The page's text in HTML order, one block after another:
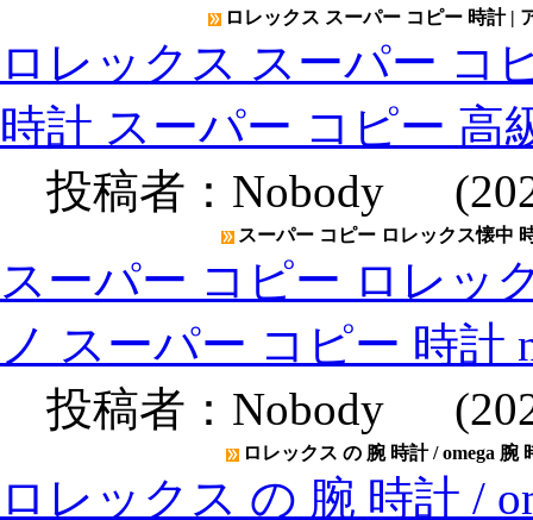
ロレックス スーパー コピー 時計 |
ロレックス スーパー コ
時計 スーパー コピー 高
投稿者： Nobody
スーパー コピー ロレックス懐中
スーパー コピー ロレッ
ノ スーパー コピー 時計
投稿者： Nobody
ロレックス の 腕 時計 / omega 腕
ロレックス の 腕 時計 /